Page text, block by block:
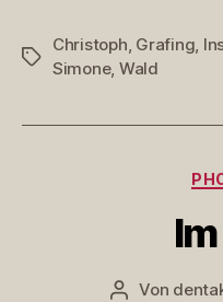
Schlagwörter
Christoph Grafing
Simone, Wald
Von